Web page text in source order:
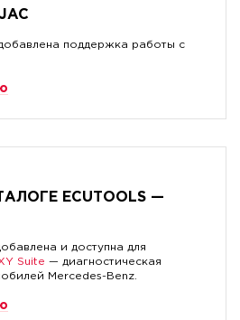
поддержка работы с
ECUTOOLS —
и доступна для
Suite — диагностическая
Mercedes-Benz.